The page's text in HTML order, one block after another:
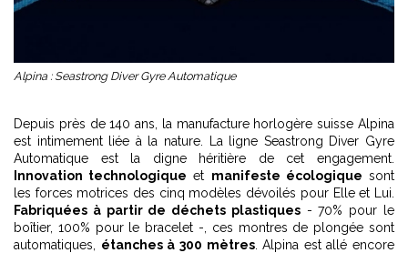
Alpina : Seastrong Diver Gyre Automatique
Depuis près de 140 ans, la manufacture horlogère suisse Alpina
est intimement liée à la nature. La ligne Seastrong Diver Gyre
Automatique est la digne héritière de cet engagement.
Innovation technologique et manifeste écologique sont
les forces motrices des cinq modèles dévoilés pour Elle et Lui.
Fabriquées à partir de déchets plastiques- 70% pour le
boîtier, 100% pour le bracelet -, ces montres de plongée sont
automatiques, étanches à 300 mètres. Alpina est allé encore